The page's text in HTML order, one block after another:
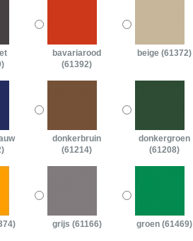
bavariarood
(61392)
beige (61372)
donkerbruin
(61214)
donkergroen
(61208)
grijs (61166) groen (61469)